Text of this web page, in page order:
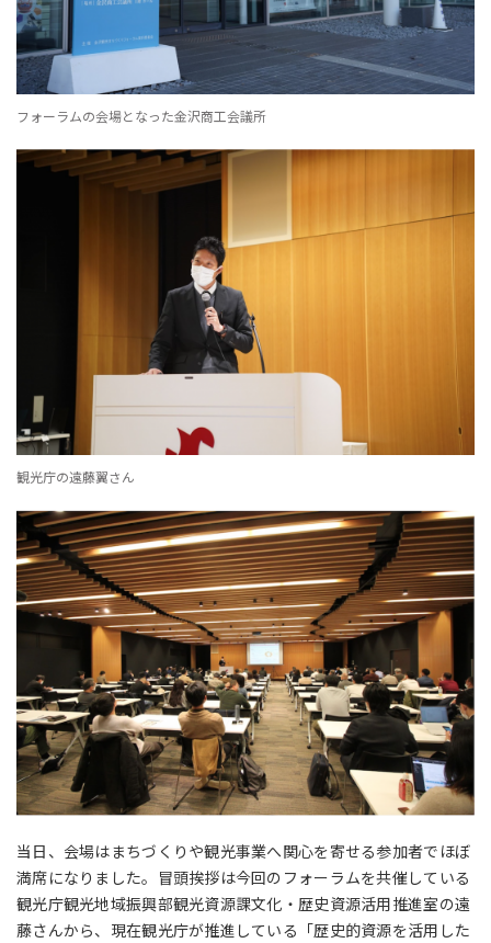
フォーラムの会場となった金沢商工会議所
観光庁の遠藤翼さん
当日、会場はまちづくりや観光事業へ関心を寄せる参加者でほぼ
満席になりました。冒頭挨拶は今回のフォーラムを共催している
観光庁観光地域振興部観光資源課文化・歴史資源活用推進室の遠
藤さんから、現在観光庁が推進している「歴史的資源を活用した